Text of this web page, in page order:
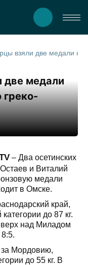
две медали
греко-
– Два осетинских
и Виталий
медали
в Омске.
край,
до 87 кг.
над Миладом
Мордовию,
до 55 кг. В